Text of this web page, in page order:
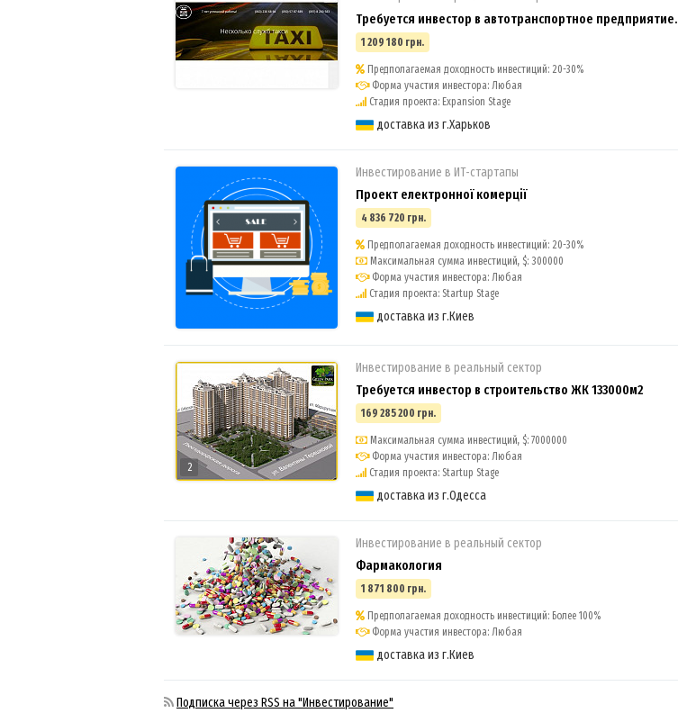
Требуется инвестор в автотранспортное предприятие.
1 209 180 грн.
Предполагаемая доходность инвестиций: 20-30%
Форма участия инвестора: Любая
Стадия проекта: Expansion Stage
доставка из г.Харьков
Инвестирование в ИТ-стартапы
Проект електронної комерції
4 836 720 грн.
Предполагаемая доходность инвестиций: 20-30%
Максимальная сумма инвестиций, $: 300000
Форма участия инвестора: Любая
Стадия проекта: Startup Stage
доставка из г.Киев
2
Инвестирование в реальный сектор
Требуется инвестор в строительство ЖК 133000м2
169 285 200 грн.
Максимальная сумма инвестиций, $: 7000000
Форма участия инвестора: Любая
Стадия проекта: Startup Stage
доставка из г.Одесса
Инвестирование в реальный сектор
Фармакология
1 871 800 грн.
Предполагаемая доходность инвестиций: Более 100%
Форма участия инвестора: Любая
доставка из г.Киев
Подписка через RSS на "Инвестирование"